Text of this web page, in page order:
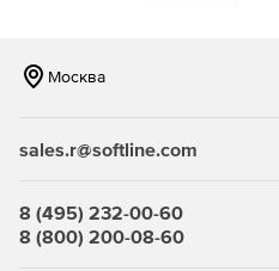
Москва
sales.r@softline.com
8 (495) 232-00-60
8 (800) 200-08-60